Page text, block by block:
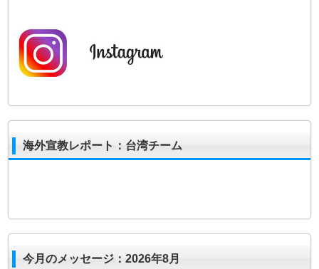
海外宣教レポート：台湾チーム
今月のメッセージ：2026年8月